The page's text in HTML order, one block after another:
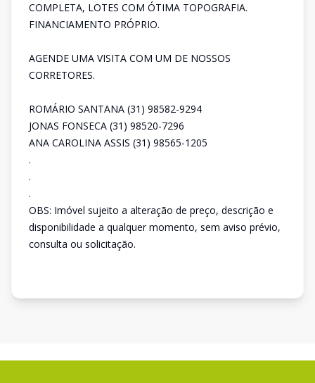
COMPLETA, LOTES COM ÓTIMA TOPOGRAFIA.
FINANCIAMENTO PRÓPRIO.
AGENDE UMA VISITA COM UM DE NOSSOS
CORRETORES.
ROMÁRIO SANTANA (31) 98582-9294
JONAS FONSECA (31) 98520-7296
ANA CAROLINA ASSIS (31) 98565-1205
.
.
.
OBS: Imóvel sujeito a alteração de preço, descrição e
disponibilidade a qualquer momento, sem aviso prévio,
consulta ou solicitação.